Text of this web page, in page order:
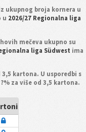
ukupnog broja kornera u
u 2026/27 Regionalna liga
mečeva ukupno su
liga Südwest ima
kartona. U usporedbi s
za više od 3,5 kartona.